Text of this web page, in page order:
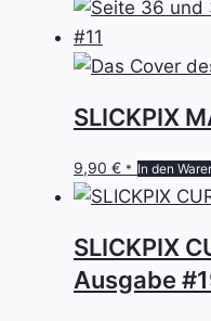
SLICKPIX
9,90 € * In den
SLICKPIX
Ausgabe